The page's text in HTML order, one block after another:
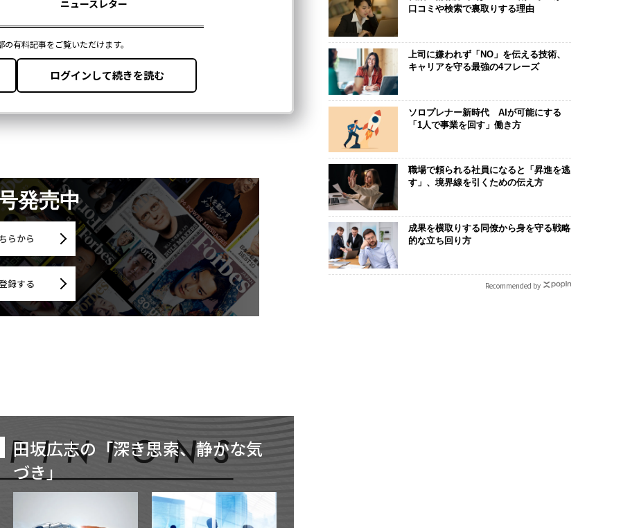
発売中
らから
録する
田坂広志の「深き思索、静かな気
づき」
口コミや検索で裏取りする理由
上司に嫌われず「NO」を伝える技術、
キャリアを守る最強の4フレーズ
ソロプレナー新時代 AIが可能にする
「1人で事業を回す」働き方
職場で頼られる社員になると「昇進を逃
す」、境界線を引くための伝え方
成果を横取りする同僚から身を守る戦略
的な立ち回り方
Recommended by